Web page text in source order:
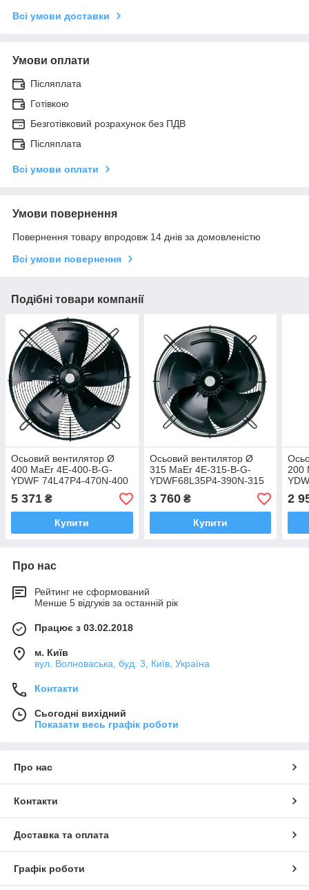
Всі умови доставки
Умови оплати
Післяплата
Готівкою
Безготівковий розрахунок без ПДВ
Післяплата
Всі умови оплати
Умови повернення
Повернення товару впродовж 14 днів за домовленістю
Всі умови повернення
Подібні товари компанії
Осьовий вентилятор Ø
400 MaEr 4E-400-B-G-
YDWF 74L47P4-470N-400
B
5 371 ₴
Купити
Осьовий вентилятор Ø
315 MaEr 4E-315-B-G-
YDWF68L35P4-390N-315
В
3 760₴
Купити
200
B
2
Про нас
Рейтинг не сформований
Менше 5 відгуків за останній рік
Працює з 03.02.2018
м. Київ
вул. Волноваська, буд. 3, Київ, Україна
Контакти
Сьогодні вихідний
Показати весь графік роботи
Про нас
Контакти
Доставка та оплата
Графік роботи